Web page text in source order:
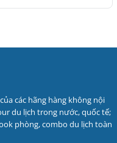
các hãng hàng không nội
du lịch trong nước, quốc tế;
phòng, combo du lịch toàn